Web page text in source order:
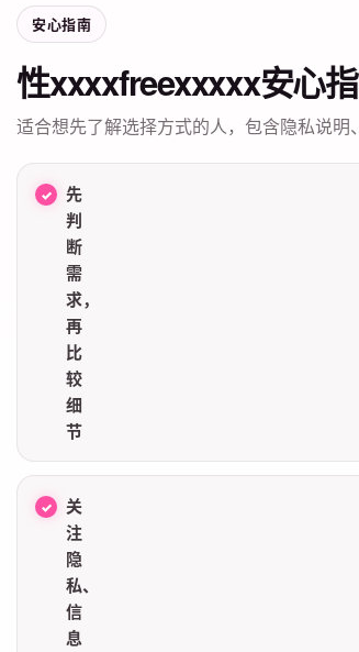
安心指南
性xxxxfreexxxxx安心
适合想先了解选择方式的人，包含隐私说明
先
判
断
需
求，
再
比
较
细
节
关
注
隐
私、
信
息